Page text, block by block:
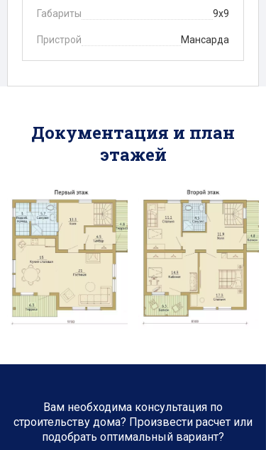
Габариты 9х9
Пристрой Мансарда
Документация и план
этажей
Вам необходима консультация по
строительству дома? Произвести расчет или
подобрать оптимальный вариант?